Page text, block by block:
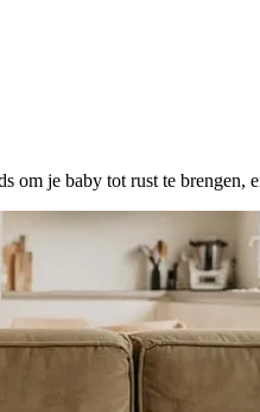
om je baby tot rust te brengen,